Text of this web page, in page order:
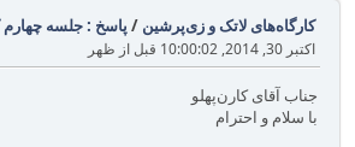
کارگاه‌های لاتک و زی‌پرشین / پاسخ : جلسه
اکتبر 30, 2014, 10:00:02 قبل از ظهر
جناب آقای کارن‌پهلو
با سلام و احترام